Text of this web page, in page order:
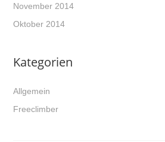
November 2014
Oktober 2014
Kategorien
Allgemein
Freeclimber